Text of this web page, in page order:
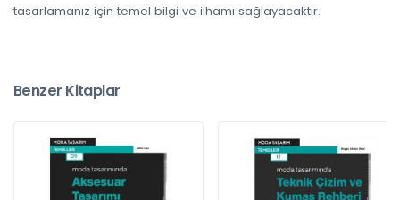
tasarlamanız için temel bilgi ve ilhamı sağlayacaktır.
Benzer Kitaplar